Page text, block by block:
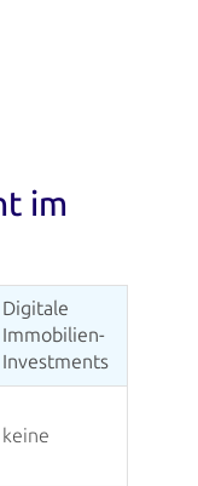
im
Digitale
Immobilien-
Investments
keine